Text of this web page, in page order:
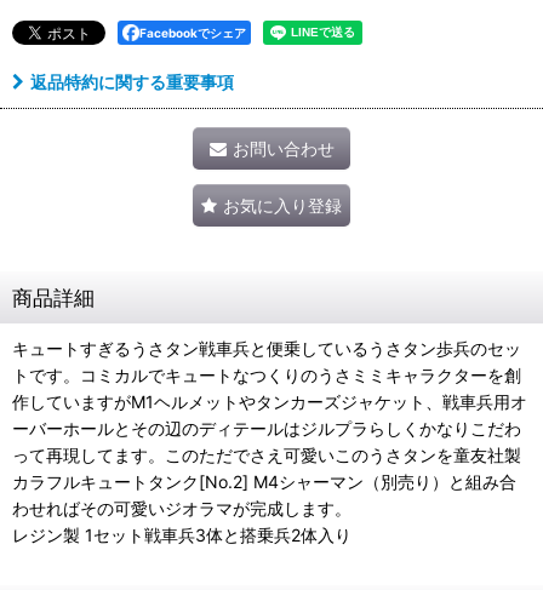
Facebookでシェア
返品特約に関する重要事項
お問い合わせ
お気に入り登録
商品詳細
キュートすぎるうさタン戦車兵と便乗しているうさタン歩兵のセッ
トです。 コミカルでキュートなつくりのうさミミキャラクターを創
作していますがM1ヘルメットやタンカーズジャケット、戦車兵用オ
ーバーホールとその辺のディテールはジルプラらしくかなりこだわ
って再現してます。 このただでさえ可愛いこのうさタンを童友社製
カラフルキュートタンク[No.2] M4シャーマン（別売り）と組み合
わせればその可愛いジオラマが完成します。
レジン製 1セット戦車兵3体と搭乗兵2体入り